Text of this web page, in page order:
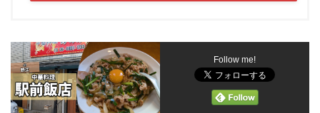
Follow me!